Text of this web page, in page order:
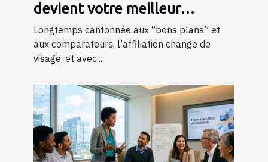
devient votre meilleur
commercial
Longtemps cantonnée aux “bons plans” et
aux comparateurs, l’affiliation change de
visage, et avec...